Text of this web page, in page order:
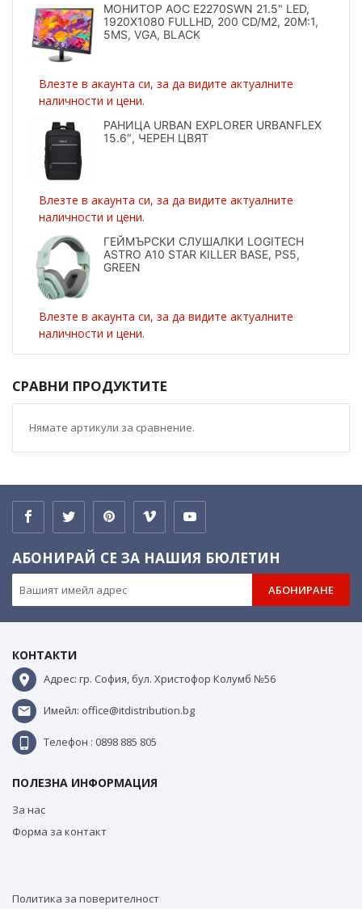
МОНИТОР AOC E2270SWN 21.5" LED,
1920X1080 FULLHD, 200 CD/M2, 20M:1,
5MS, VGA, BLACK
Влезте в акаунта си, за да видите актуалните
наличности и цени.
РАНИЦА URBAN EXPLORER URBANFLEX
15.6″, ЧЕРЕН ЦВЯТ
Влезте в акаунта си, за да видите актуалните
наличности и цени.
ГЕЙМЪРСКИ СЛУШАЛКИ LOGITECH
ASTRO A10 STAR KILLER BASE, PS5,
GREEN
Влезте в акаунта си, за да видите актуалните
наличности и цени.
СРАВНИ ПРОДУКТИТЕ
Нямате артикули за сравнение.
АБОНИРАЙ СЕ ЗА НАШИЯ БЮЛЕТИН
АБОНИРАНЕ
КОНТАКТИ
Адрес: гр. София, бул. Христофор Колумб №56
Имейл: office@itdistribution.bg
Телефон : 0898 885 805
ПОЛЕЗНА ИНФОРМАЦИЯ
За нас
Форма за контакт
Политика за поверителност